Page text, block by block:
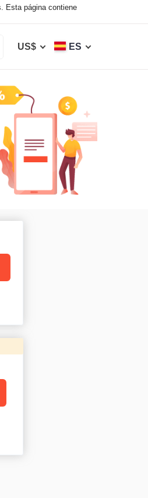
Esta página contiene
US$ ES